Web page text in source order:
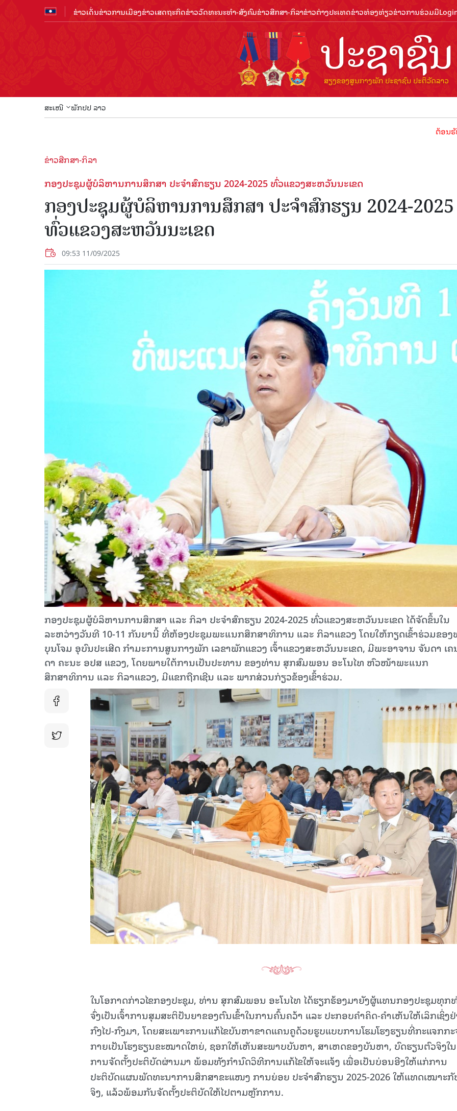
ຂ່າວເດັ່ນຂ່າວການເມືອງຂ່າວເສດຖະກິດຂ່າວວັດທະນະທຳ-ສັງຄົມຂ່າວສືກສາ-ກິລາຂ່າວຕ່າງປະເທດຂ່າວທ່ອງທ່ຽວຂ່າວການຮ່ວມມື
ສະເໜີ ພັກປປ ລາວ
ຕ້ອນຮັບປີທ່ອງທ່
ຂ່າວສືກສາ-ກິລາ
ກອງປະຊຸມຜູ້ບໍລິຫານການສຶກສາ ປະຈຳສົກຮຽນ 2024-2025 ທົ່ວແຂວງສະຫວັນນະເຂດ
ກອງປະຊຸມຜູ້ບໍລິຫານການສຶກສາ ປະຈຳສົກຮຽນ 2024-2025
ທົ່ວແຂວງສະຫວັນນະເຂດ
09:53 11/09/2025
ກອງປະຊຸມຜູ້ບໍລິຫານການສຶກສາ ແລະ ກິລາ ປະຈຳສົກຮຽນ 2024-2025 ທົ່ວແຂວງສະຫວັນນະເຂດ ໄດ້ຈັດຂຶ້ນໃນ
ລະຫວ່າງວັນທີ 10-11 ກັນຍານີ້ ທີ່ຫ້ອງປະຊຸມພະແນກສຶກສາທິການ ແລະ ກິລາແຂວງ ໂດຍໃຫ້ກຽດເຂົ້າຮ່ວມຂອ
ບຸນໂຈມ ອຸບົນປະເສີດ ກຳມະການສູນກາງພັກ ເລຂາພັກແຂວງ ເຈົ້າແຂວງສະຫວັນນະເຂດ, ມີພະອາຈານ ຈັນດາ ເ
ດາ ຄະນະ ອປສ ແຂວງ, ໂດຍພາຍໃຕ້ການເປັນປະທານ ຂອງທ່ານ ສຸກສົມພອນ ອະໂນໄທ ຫົວໜ້າພະແນກ
ສຶກສາທິການ ແລະ ກິລາແຂວງ, ມີແຂກຖືກເຊີນ ແລະ ພາກສ່ວນກ່ຽວຂ້ອງເຂົ້າຮ່ວມ.
ໃນໂອກາດກ່າວໄຂກອງປະຊຸມ, ທ່ານ ສຸກສົມພອນ ອະໂນໄທ ໄດ້ຮຽກຮ້ອງມາຍັງຜູ້ແທນກອງປະຊຸມທຸກ
ຈົ່ງເປັນເຈົ້າການສຸມສະຕິປັນຍາຂອງຕົນເຂົ້າໃນການຄົ້ນຄວ້າ ແລະ ປະກອບຄຳຄິດ-ຄຳເຫັນໃຫ້ເລິກເຊິ່ງ
ກົງໄປ-ກົງມາ, ໂດຍສະເພາະການແກ້ໄຂບັນຫາຂາດແຄນຄູດ້ວຍຮູບແບບການໂຮມໂຮງຮຽນທີ່ກະແຈກກ
ກາຍເປັນໂຮງຮຽນຂະໝາດໃຫຍ່, ຊອກໃຫ້ເຫັນສະພາບບັນຫາ, ສາເຫດຂອງບັນຫາ, ບົດຮຽນຕົວຈິງໃນ
ການຈັດຕັ້ງປະຕິບັດຜ່ານມາ ພ້ອມທັງກຳນົດວິທີການແກ້ໄຂໃຫ້ຈະແຈ້ງ ເພື່ອເປັນບ່ອນອີງໃຫ້ແກ່ການ
ປະຕິບັດແຜນພັດທະນາການສຶກສາຂະແໜງ ການຍ່ອຍ ປະຈໍາສົກຮຽນ 2025-2026 ໃຫ້ແທດເໝາະກັ
ຈິງ, ແລ້ວພ້ອມກັນຈັດຕັ້ງປະຕິບັດໃຫ້ໄປຕາມຫຼັກການ.
15.040(07-08-